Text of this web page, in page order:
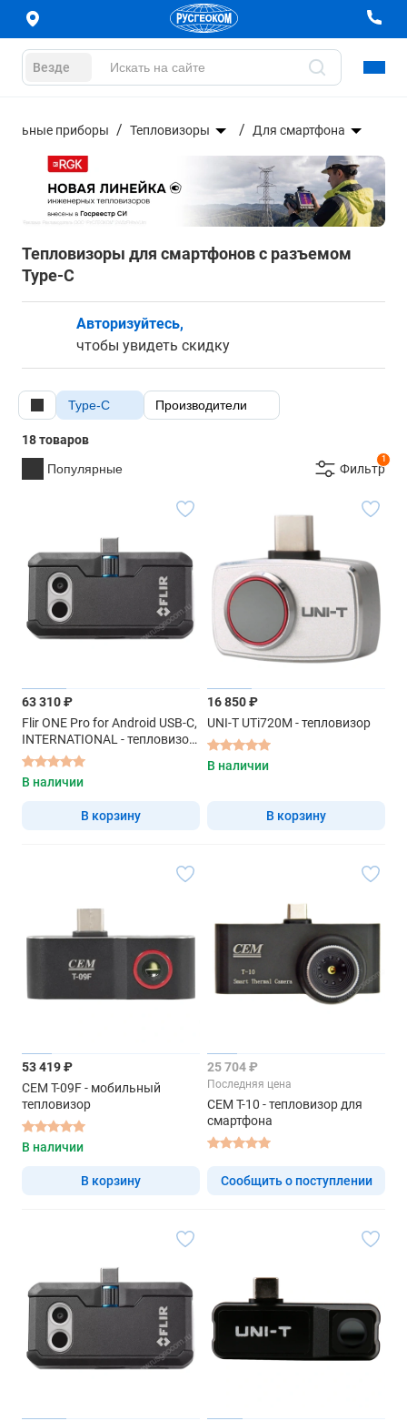
Везде
приборы Тепловизоры Для смартфона
Тепловизоры для смартфонов с разъемом
Type-C
Авторизуйтесь,
чтобы увидеть скидку
Type-C Производители
18 товаров
Популярные
1
Фильтр
63 310 ₽
Flir ONE Pro for Android USB-C,
INTERNATIONAL - тепловизор
для смартфона
В наличии
В корзину
16 850 ₽
UNI-T UTi720M - тепловизор
В наличии
В корзину
53 419 ₽
CEM T-09F - мобильный
тепловизор
В наличии
В корзину
25 704 ₽
Последняя цена
CEM T-10 - тепловизор для
смартфона
Сообщить о поступлении